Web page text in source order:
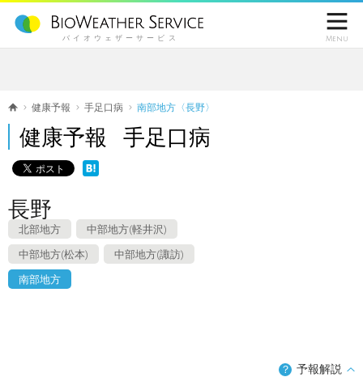
バイオウェザーサービス

Menu
健康予報 手足口病 南部地方〈長野〉
健康予報 手足口病
長野
北部地方 中部地方(軽井沢)
中部地方(松本) 中部地方(諏訪)
南部地方
？ 予報解説